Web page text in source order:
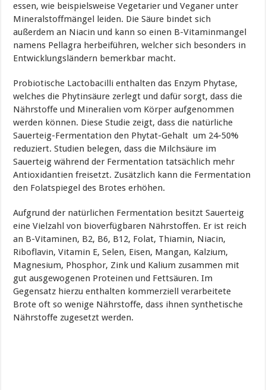
essen, wie beispielsweise Vegetarier und Veganer unter
Mineralstoffmängel leiden. Die Säure bindet sich
außerdem an Niacin und kann so einen B-Vitaminmangel
namens Pellagra herbeiführen, welcher sich besonders in
Entwicklungsländern bemerkbar macht.
Probiotische Lactobacilli enthalten das Enzym Phytase,
welches die Phytinsäure zerlegt und dafür sorgt, dass die
Nährstoffe und Mineralien vom Körper aufgenommen
werden können. Diese Studie zeigt, dass die natürliche
Sauerteig-Fermentation den Phytat-Gehalt um 24-50%
reduziert. Studien belegen, dass die Milchsäure im
Sauerteig während der Fermentation tatsächlich mehr
Antioxidantien freisetzt. Zusätzlich kann die Fermentation
den Folatspiegel des Brotes erhöhen.
Aufgrund der natürlichen Fermentation besitzt Sauerteig
eine Vielzahl von bioverfügbaren Nährstoffen. Er ist reich
an B-Vitaminen, B2, B6, B12, Folat, Thiamin, Niacin,
Riboflavin, Vitamin E, Selen, Eisen, Mangan, Kalzium,
Magnesium, Phosphor, Zink und Kalium zusammen mit
gut ausgewogenen Proteinen und Fettsäuren. Im
Gegensatz hierzu enthalten kommerziell verarbeitete
Brote oft so wenige Nährstoffe, dass ihnen synthetische
Nährstoffe zugesetzt werden.